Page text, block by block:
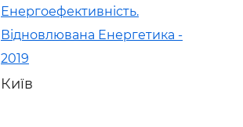
Енергоефективність.
Відновлювана Енергетика -
2019
Київ